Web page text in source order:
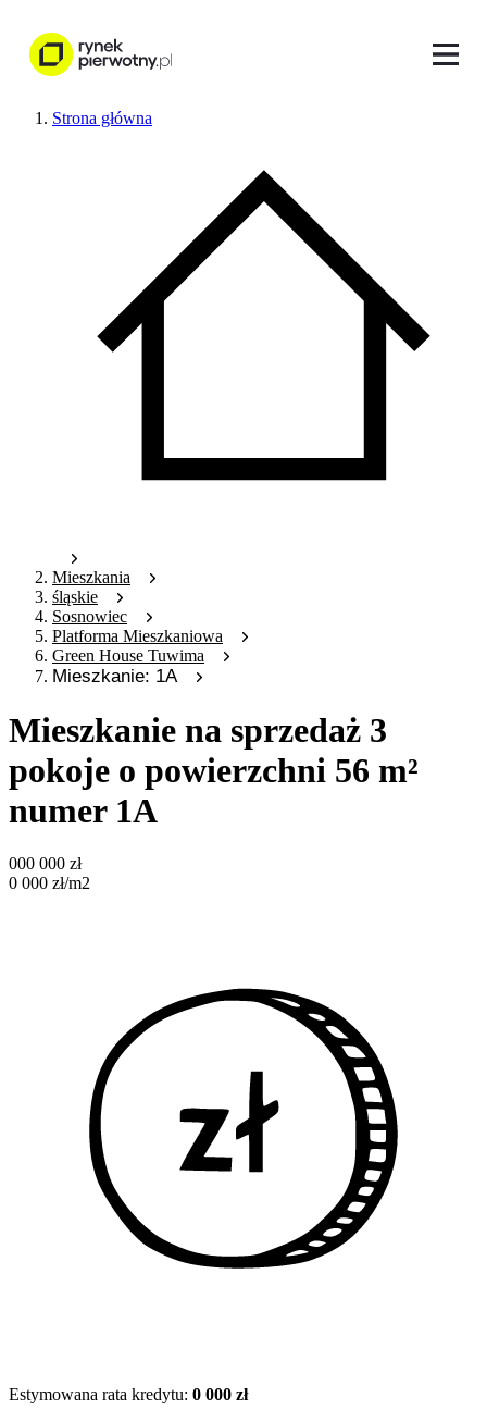
Strona główna
Mieszkania
śląskie
Sosnowiec
Platforma Mieszkaniowa
Green House Tuwima
Mieszkanie: 1A
Mieszkanie na sprzedaż 3
pokoje o powierzchni 56 m²
numer 1A
000 000 zł
0 000 zł/m2
Estymowana rata kredytu: 0 000 zł